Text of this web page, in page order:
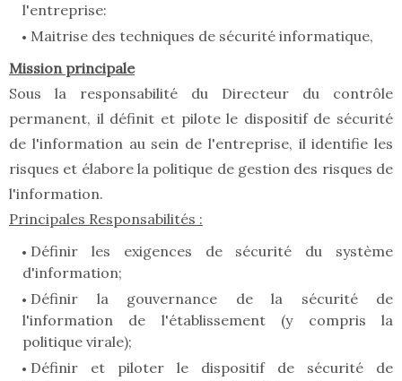
l'entreprise:
Maitrise des techniques de sécurité informatique,
Mission principale
Sous la responsabilité du Directeur du contrôle
permanent, il définit et pilote le dispositif de sécurité
de l'information au sein de l'entreprise, il identifie les
risques et élabore la politique de gestion des risques de
l'information.
Principales Responsabilités :
Définir les exigences de sécurité du système
d'information;
Définir la gouvernance de la sécurité de
l'information de l'établissement (y compris la
politique virale);
Définir et piloter le dispositif de sécurité de